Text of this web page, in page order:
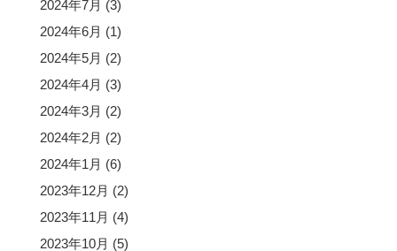
2024年7月 (3)
2024年6月 (1)
2024年5月 (2)
2024年4月 (3)
2024年3月 (2)
2024年2月 (2)
2024年1月 (6)
2023年12月 (2)
2023年11月 (4)
2023年10月 (5)